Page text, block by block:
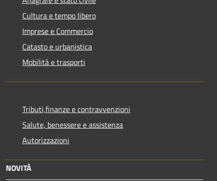
Cultura e tempo libero
Imprese e Commercio
Catasto e urbanistica
Mobilità e trasporti
Tributi,finanze e contravvenzioni
Salute, benessere e assistenza
Autorizzazioni
NOVITÀ